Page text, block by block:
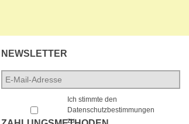
NEWSLETTER
E-
Mail-
Ich stimmte den
Datenschutzbestimmungen
zu.